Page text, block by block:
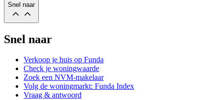
Snel naar
Snel naar
Verkoop je huis op Funda
Check je woningwaarde
Zoek een NVM-makelaar
Volg de woningmarkt: Funda Index
Vraag & antwoord